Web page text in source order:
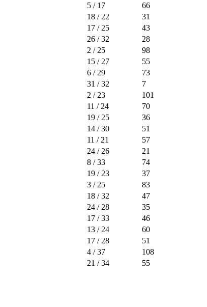
5 / 17
66
18 / 22
31
17 / 25
43
26 / 32
28
2 / 25
98
15 / 27
55
6 / 29
73
31 / 32
7
2 / 23
101
11 / 24
70
19 / 25
36
14 / 30
51
11 / 21
57
24 / 26
21
8 / 33
74
19 / 23
37
3 / 25
83
18 / 32
47
24 / 28
35
17 / 33
46
13 / 24
60
17 / 28
51
4 / 37
108
21 / 34 55